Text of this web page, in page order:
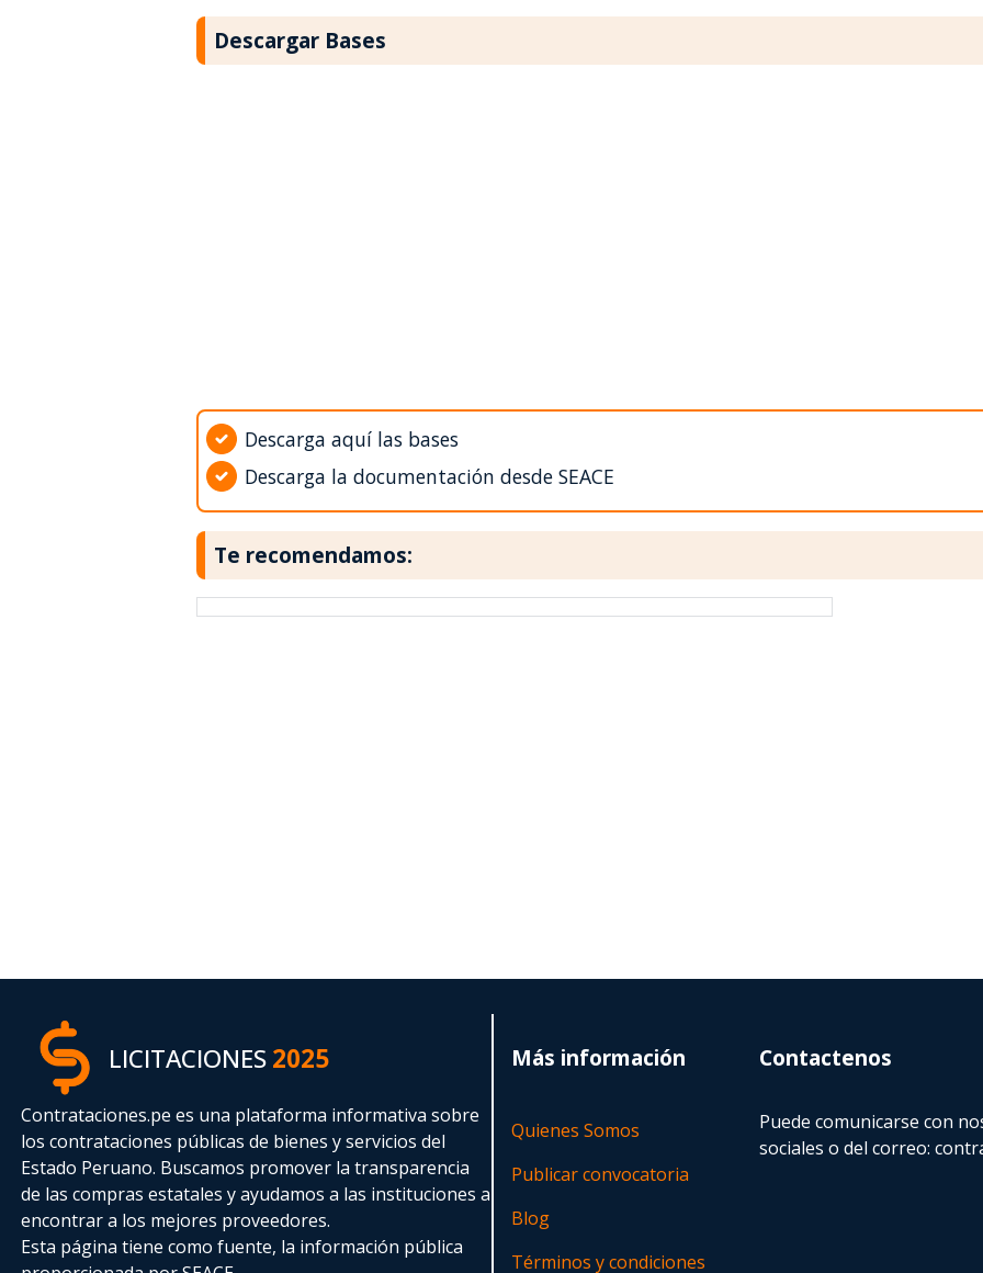
Descargar Bases
Descarga aquí las bases
Descarga la documentación desde SEACE
Te recomendamos:
LICITACIONES2025
Contrataciones.pe es una plataforma informativa sobre
los contrataciones públicas de bienes y servicios del
Estado Peruano. Buscamos promover la transparencia
de las compras estatalesy ayudamos a las instituciones a
encontrar a los mejores proveedores.
Esta página tiene como fuente, la información pública
Más información
Quienes Somos
Publicar convocatoria
Blog
Términos y condiciones
Contactenos
Puede comunicarse con
sociales o del correo: